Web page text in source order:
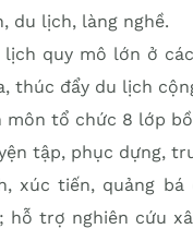
du lịch, làng nghề.
quy mô lớn ở
thúc đẩy du lịch
môn tổ chức 8 lớp
tập, phục dựng,
xúc tiến, quảng bá
hỗ trợ nghiên cứu